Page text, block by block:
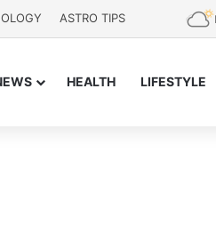
ASTRO TIPS
HEALTH LIFESTYLE